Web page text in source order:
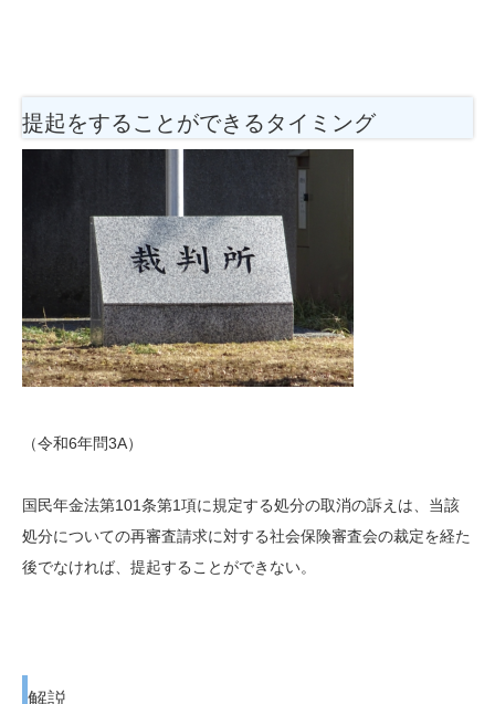
提起をすることができるタイミング
（令和6年問3A）
国民年金法第101条第1項に規定する処分の取消の訴えは、当該
処分についての再審査請求に対する社会保険審査会の裁定を経た
後でなければ、提起することができない。
解説